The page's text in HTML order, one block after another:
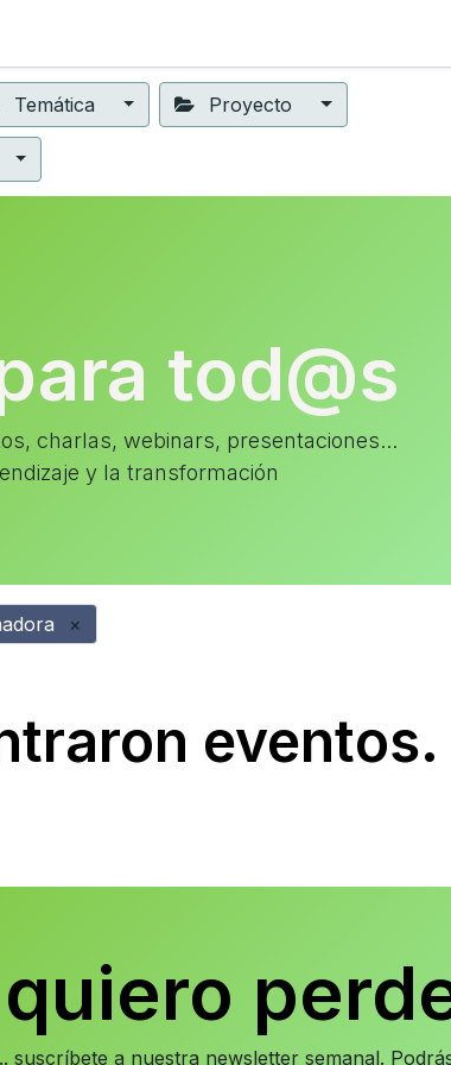
Temática Proyecto
tod@s
charlas, webinars, presentaciones...
y la transformación
×
eventos.
quiero
suscríbete a nuestra newsletter semanal.